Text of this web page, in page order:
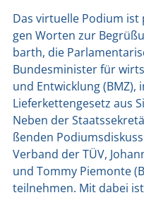
Das vir­tu­el­le Podi­um
gen Wor­ten zur
barth, die
Bun­des­mi­nis­ter für
und Ent­wick­lung
Lie­fer­ket­ten­ge­setz aus
Neben der
ßen­den
Ver­band der TÜV,
und Tom­my Pie­mon­te
teil­neh­men. Mit dabei